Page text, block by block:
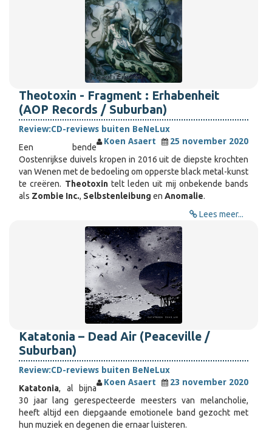
Theotoxin - Fragment : Erhabenheit
(AOP Records / Suburban)
Review:CD-reviews buiten BeNeLux
Koen Asaert
25 november 2020
Een bende
Oostenrijkse duivels kropen in 2016 uit de diepste krochten
van Wenen met de bedoeling om opperste black metal-kunst
te creëren. Theotoxintelt leden uit mij onbekende bands
als Zombie Inc., Selbstenleibung en Anomalie.
Lees meer...
Katatonia – Dead Air (Peaceville /
Suburban)
Review:CD-reviews buiten BeNeLux
Koen Asaert
23 november 2020
Katatonia, al bijna
30 jaar lang gerespecteerde meesters van melancholie,
heeft altijd een diepgaande emotionele band gezocht met
hun muziek en degenen die ernaar luisteren.